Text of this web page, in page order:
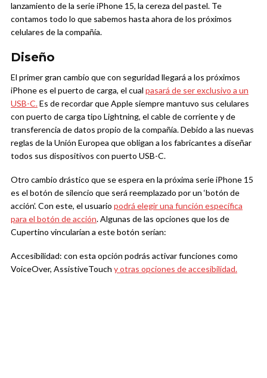
lanzamiento de la serie iPhone 15, la cereza del pastel. Te
contamos todo lo que sabemos hasta ahora de los próximos
celulares de la compañía.
Diseño
El primer gran cambio que con seguridad llegará a los próximos
iPhone es el puerto de carga, el cual pasará de ser exclusivo a un
USB-C.Es de recordar que Apple siempre mantuvo sus celulares
con puerto de carga tipo Lightning, el cable de corriente y de
transferencia de datos propio de la compañía. Debido a las nuevas
reglas de la Unión Europea que obligan a los fabricantes a diseñar
todos sus dispositivos con puerto USB-C.
Otro cambio drástico que se espera en la próxima serie iPhone 15
es el botón de silencio que será reemplazado por un ‘botón de
acción’. Con este, el usuario podrá elegir una función específica
para el botón de acción. Algunas de las opciones que los de
Cupertino vincularían a este botón serían:
Accesibilidad: con esta opción podrás activar funciones como
VoiceOver, AssistiveTouch y otras opciones de accesibilidad.